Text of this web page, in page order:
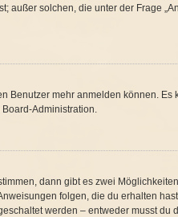
solchen, die unter der Frage
mehr anmelden können.
Administration.
dann gibt es zwei
folgen, die du erhalten
werden – entweder musst du